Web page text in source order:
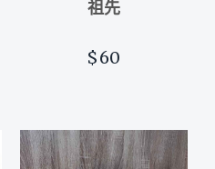
祖先
$60